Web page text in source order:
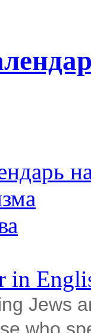
in
Jews
who